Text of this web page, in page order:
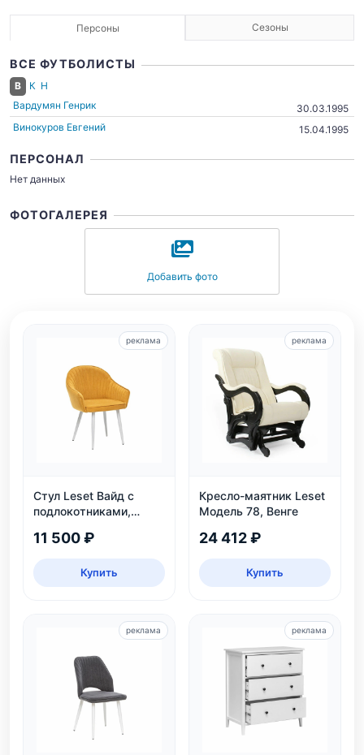
Персоны Сезоны
ВСЕ ФУТБОЛИСТЫ
В К Н
Вардумян Генрик
30.03.1995
Винокуров Евгений
15.04.1995
ПЕРСОНАЛ
Нет данных
ФОТОГАЛЕРЕЯ
Добавить фото
Стул Leset Вайд с
подлокотниками,
11 500 ₽
Купить
реклама
Кресло-маятник Leset
Модель 78, Венге
24 412 ₽
Купить
реклама
реклама реклама